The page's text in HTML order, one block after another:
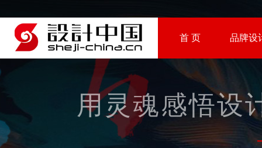
首 页 品牌设
用灵魂感悟设